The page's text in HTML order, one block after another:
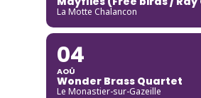
La Motte Chalancon
04
AOÛ
Wonder Brass Quartet
Le Monastier-sur-Gazeille